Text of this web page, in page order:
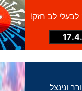
לבעלי לב חזק!
ונינצל